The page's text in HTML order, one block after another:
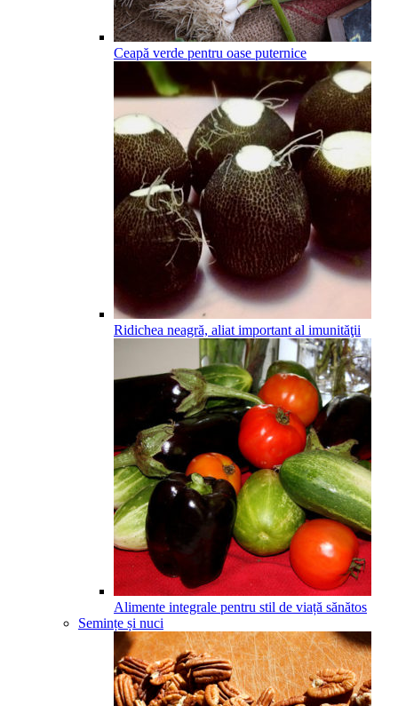
Ceapă verde pentru oase puternice
Ridichea neagră, aliat important al imunităţii
Alimente integrale pentru stil de viață sănătos
Semințe și nuci